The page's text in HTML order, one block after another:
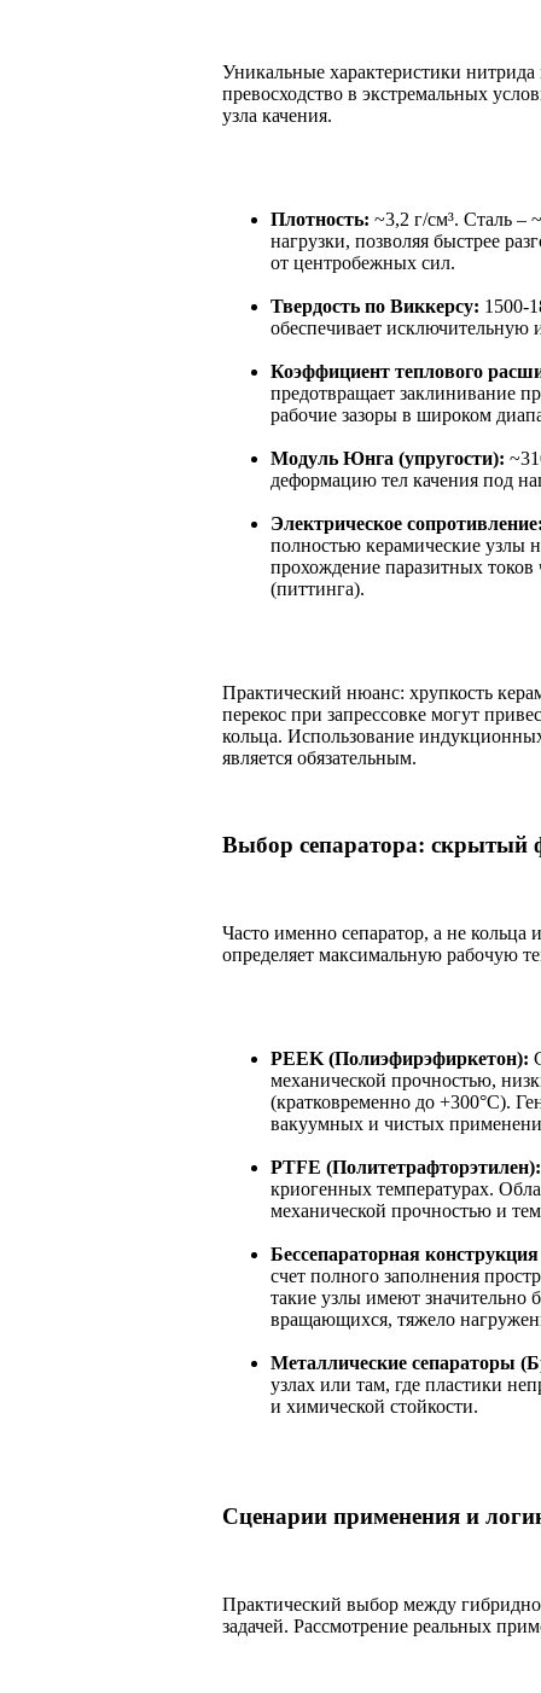
Уникальные характеристики
превосходство в экстремальных
узла качения.
Плотность: ~3,2 г/см³. Сталь –
нагрузки, позволяя быстрее
от центробежных сил.
Твердость по Виккерсу: 1500-
обеспечивает исключительную
Коэффициент теплового
предотвращает заклинивание
рабочие зазоры в широком
Модуль Юнга (упругости):
деформацию тел качения под
Электрическое
полностью керамические узлы
прохождение паразитных
(питтинга).
Практический нюанс: хрупкость
перекос при запрессовке могут
кольца. Использование
является обязательным.
Выбор сепаратора: скрытый
Часто именно сепаратор, а не
определяет максимальную рабочую
PEEK (Полиэфирэфиркетон):
механической прочностью,
(кратковременно до +300°C).
вакуумных и чистых
PTFE (Политетрафторэтилен):
криогенных температурах.
механической прочностью и
Бессепараторная
счет полного заполнения
такие узлы имеют значительно
вращающихся, тяжело
Металлические сепараторы
узлах или там, где пластики
и химической стойкости.
Сценарии применения и
Практический выбор между
задачей. Рассмотрение реальных